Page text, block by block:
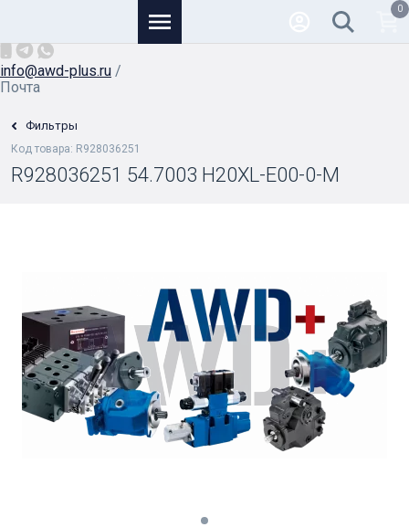
info@awd-plus.ru /
Почта
0
Фильтры
Код товара: R928036251
R928036251 54.7003 H20XL-E00-0-M